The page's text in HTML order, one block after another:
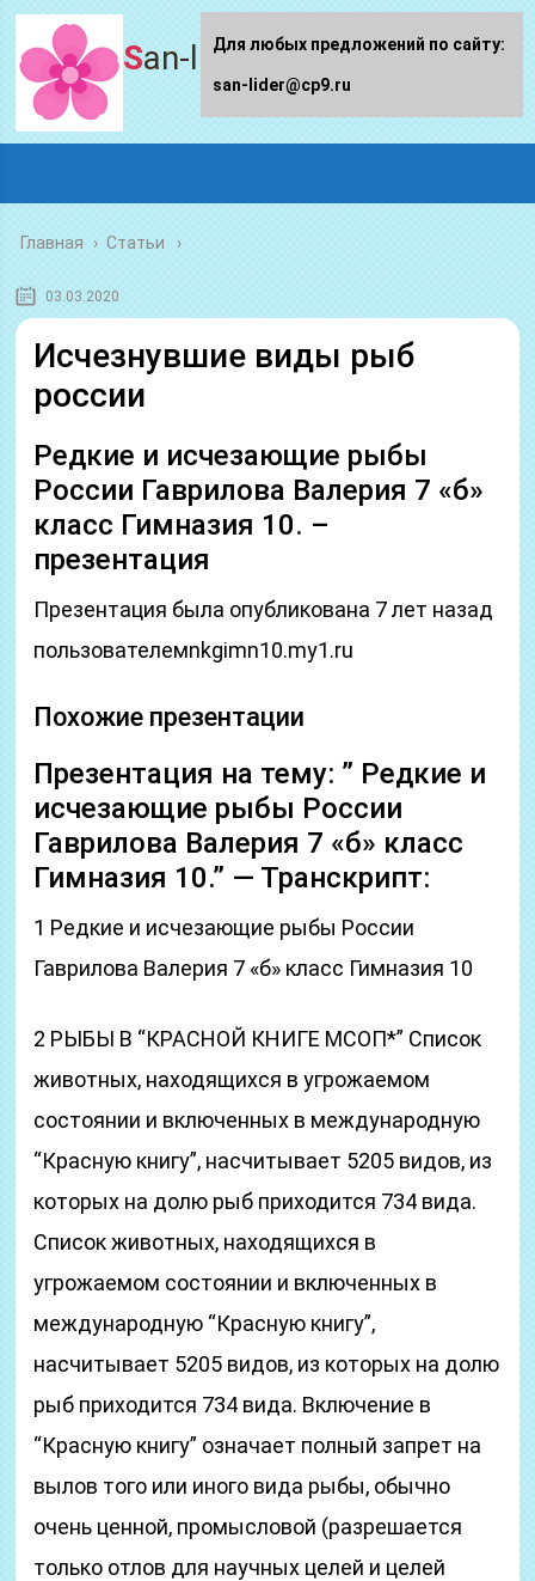
San-lider.ru
Главная › Статьи
03.03.2020
Исчезнувшие виды рыб
россии
Редкие и исчезающие рыбы
России Гаврилова Валерия 7 «б»
класс Гимназия 10. –
презентация
Презентация была опубликована 7 лет назад
пользователемnkgimn10.my1.ru
Похожие презентации
Презентация на тему: ” Редкие и
исчезающие рыбы России
Гаврилова Валерия 7 «б» класс
Гимназия 10.” — Транскрипт:
1 Редкие и исчезающие рыбы России
Гаврилова Валерия 7 «б» класс Гимназия 10
2 РЫБЫ В “КРАСНОЙ КНИГЕ МСОП*” Список
животных, находящихся в угрожаемом
состоянии и включенных в международную
“Красную книгу”, насчитывает 5205 видов, из
которых на долю рыб приходится 734 вида.
Список животных, находящихся в
угрожаемом состоянии и включенных в
международную “Красную книгу”,
насчитывает 5205 видов, из которых на долю
рыб приходится 734 вида. Включение в
“Красную книгу” означает полный запрет на
вылов того или иного вида рыбы, обычно
очень ценной, промысловой (разрешается
только отлов для научных целей и целей
Для любых предложений по сайту:
san-lider@cp9.ru